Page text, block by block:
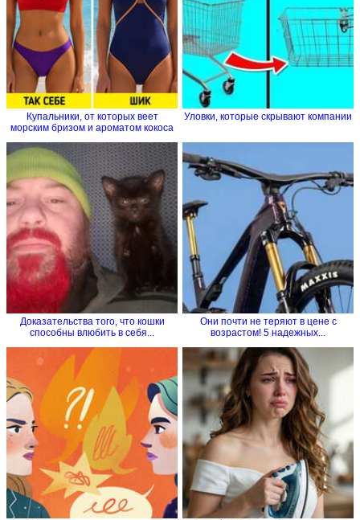
Купальники, от которых веет
морским бризом и ароматом кокоса
Уловки, которые скрывают компании
Доказательства того, что кошки
способны влюбить в себя...
Они почти не теряют в цене с
возрастом! 5 надежных...